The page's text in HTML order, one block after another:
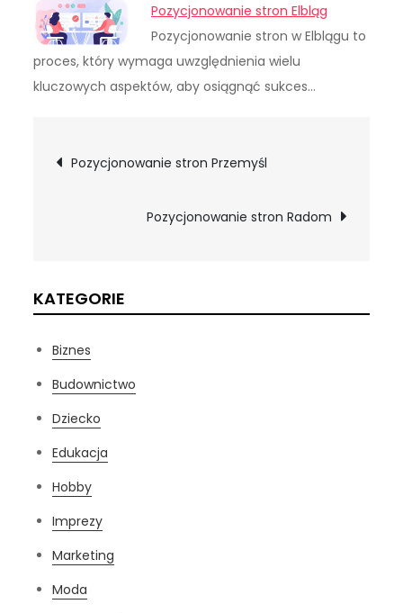
Pozycjonowanie stron Elbląg
Pozycjonowanie stron w Elblągu to
proces, który wymaga uwzględnienia wielu
kluczowych aspektów, aby osiągnąć sukces…
Nawigacja
wpisu
Pozycjonowanie stron Przemyśl
Pozycjonowanie stron Radom
KATEGORIE
Biznes
Budownictwo
Dziecko
Edukacja
Hobby
Imprezy
Marketing
Moda